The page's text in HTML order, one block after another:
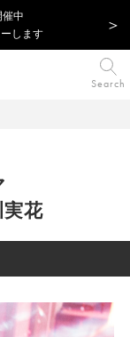
中
します
Search
花